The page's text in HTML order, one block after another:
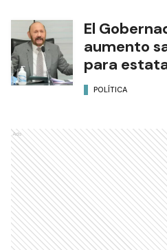
El
aumento
para
POLÍTICA
Ads